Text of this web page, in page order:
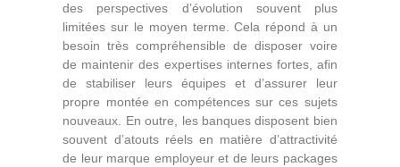
des perspectives d’évolution souvent plus
limitées sur le moyen terme. Cela répond à un
besoin très compréhensible de disposer voire
de maintenir des expertises internes fortes, afin
de stabiliser leurs équipes et d’assurer leur
propre montée en compétences sur ces sujets
nouveaux. En outre, les banques disposent bien
souvent d’atouts réels en matière d’attractivité
de leur marque employeur et de leurs packages